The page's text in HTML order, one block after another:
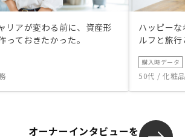
リアが変わる前に、資産形
っておきたかった。
ハッピー
ルフと旅
購入時データ
50代 / 化粧
オーナーインタビューを